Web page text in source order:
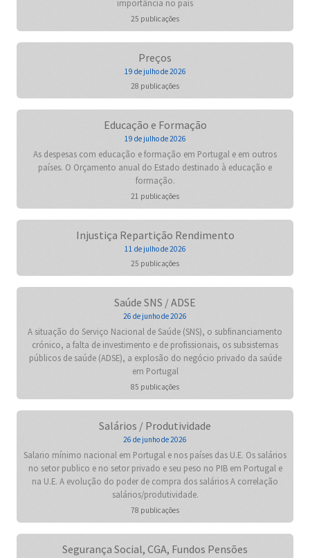
importância no país
25 publicações
Preços
19 de julho de 2026
28 publicações
Educação e Formação
19 de julho de 2026
As despesas com educação e formação em Portugal e em outros
países. O Orçamento anual do Estado destinado à educação e
formação.
21 publicações
Injustiça Repartição Rendimento
11 de julho de 2026
25 publicações
Saúde SNS / ADSE
26 de junho de 2026
A situação do Serviço Nacional de Saúde (SNS), o subfinanciamento
crónico, a falta de investimento e de profissionais, os subsistemas
públicos de saúde (ADSE), a explosão do negócio privado da saúde
em Portugal
85 publicações
Salários / Produtividade
26 de junho de 2026
Salario mínimo nacional em Portugal e nos países das U.E. Os salários
no setor publico e no setor privado e seu peso no PIB em Portugal e
na U.E. A evolução do poder de compra dos salários A correlação
salários/produtividade.
78 publicações
Segurança Social, CGA, Fundos Pensões